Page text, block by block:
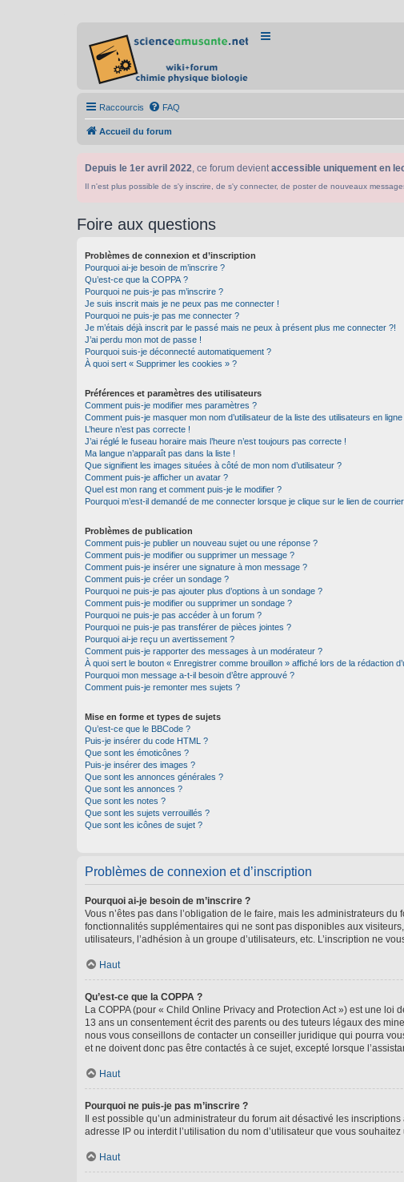
Raccourcis FAQ
Accueil du forum
Depuis le 1er avril 2022, ce forum devientaccessible uniquement en
Il n'est plus possible de s'y inscrire, de s'y connecter, de poster de nouveaux
Foire aux questions
Problèmes de connexion et d’inscription
Pourquoi ai-je besoin de m’inscrire ?
Qu’est-ce que la COPPA ?
Pourquoi ne puis-je pas m’inscrire ?
Je suis inscrit mais je ne peux pas me connecter !
Pourquoi ne puis-je pas me connecter ?
Je m’étais déjà inscrit par le passé mais ne peux à présent plus me connecter ?!
J’ai perdu mon mot de passe !
Pourquoi suis-je déconnecté automatiquement ?
À quoi sert « Supprimer les cookies » ?
Préférences et paramètres des utilisateurs
Comment puis-je modifier mes paramètres ?
Comment puis-je masquer mon nom d’utilisateur de la liste des utilisateurs en ligne
L’heure n’est pas correcte !
J’ai réglé le fuseau horaire mais l’heure n’est toujours pas correcte !
Ma langue n’apparaît pas dans la liste !
Que signifient les images situées à côté de mon nom d’utilisateur ?
Comment puis-je afficher un avatar ?
Quel est mon rang et comment puis-je le modifier ?
Pourquoi m’est-il demandé de me connecter lorsque je clique sur le lien de
Problèmes de publication
Comment puis-je publier un nouveau sujet ou une réponse ?
Comment puis-je modifier ou supprimer un message ?
Comment puis-je insérer une signature à mon message ?
Comment puis-je créer un sondage ?
Pourquoi ne puis-je pas ajouter plus d’options à un sondage ?
Comment puis-je modifier ou supprimer un sondage ?
Pourquoi ne puis-je pas accéder à un forum ?
Pourquoi ne puis-je pas transférer de pièces jointes ?
Pourquoi ai-je reçu un avertissement ?
Comment puis-je rapporter des messages à un modérateur ?
À quoi sert le bouton « Enregistrer comme brouillon » affiché lors de la rédaction
Pourquoi mon message a-t-il besoin d’être approuvé ?
Comment puis-je remonter mes sujets ?
Mise en forme et types de sujets
Qu’est-ce que le BBCode ?
Puis-je insérer du code HTML ?
Que sont les émoticônes ?
Puis-je insérer des images ?
Que sont les annonces générales ?
Que sont les annonces ?
Que sont les notes ?
Que sont les sujets verrouillés ?
Que sont les icônes de sujet ?
Problèmes de connexion et d’inscription
Pourquoi ai-je besoin de m’inscrire ?
Vous n’êtes pas dans l’obligation de le faire, mais les administrateurs
fonctionnalités supplémentaires qui ne sont pas disponibles aux
utilisateurs, l’adhésion à un groupe d’utilisateurs, etc. L’inscription ne
Haut
Qu’est-ce que la COPPA ?
La COPPA (pour « Child Online Privacy and Protection Act ») est une
13 ans un consentement écrit des parents ou des tuteurs légaux des
nous vous conseillons de contacter un conseiller juridique qui pourra
et ne doivent donc pas être contactés à ce sujet, excepté lorsque
Haut
Pourquoi ne puis-je pas m’inscrire ?
Il est possible qu’un administrateur du forum ait désactivé les
adresse IP ou interdit l’utilisation du nom d’utilisateur que vous
Haut